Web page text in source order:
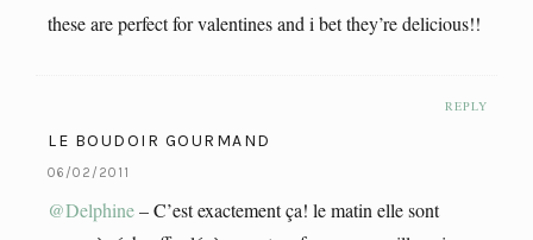
these are perfect for valentines and i bet they’re delicious!!
REPLY
LE BOUDOIR GOURMAND
06/02/2011
@Delphine– C’est exactement ça! le matin elle sont